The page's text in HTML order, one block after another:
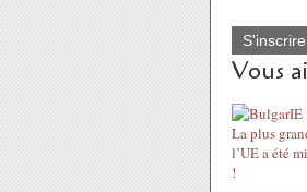
Vous